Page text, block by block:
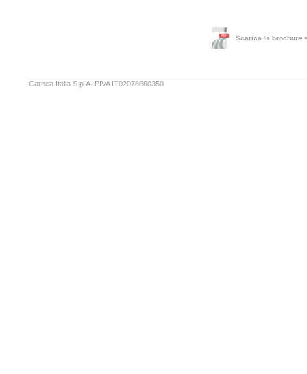
Scarica la brochure
Careca Italia S.p.A. PIVA IT02078660350